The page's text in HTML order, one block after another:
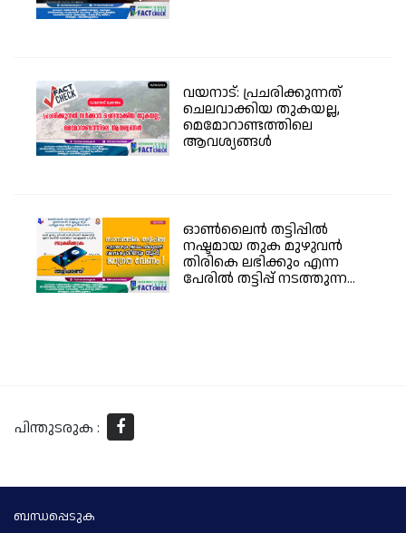
വയനാട്: പ്രചരിക്കുന്നത്
ചെലവാക്കിയ തുകയല്ല,
മെമോറാണ്ടത്തിലെ
ആവശ്യങ്ങൾ
ഓൺലൈൻ തട്ടിപ്പിൽ
നഷ്ടമായ തുക മുഴുവൻ
തിരികെ ലഭിക്കും എന്ന
പേരിൽ തട്ടിപ്പ് നടത്തുന്ന...
പിന്തുടരുക :
ബന്ധപ്പെടുക